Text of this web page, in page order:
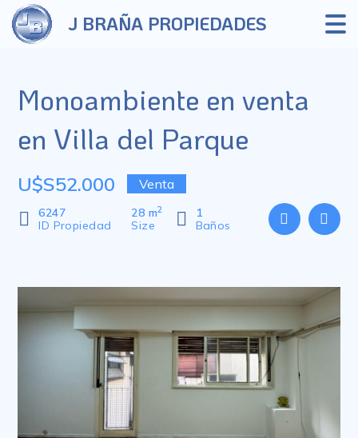
J BRAÑA PROPIEDADES
Monoambiente en venta
en Villa del Parque
U$S52.000 Venta
6247
ID Propiedad
28 m2
Size
1
Baños